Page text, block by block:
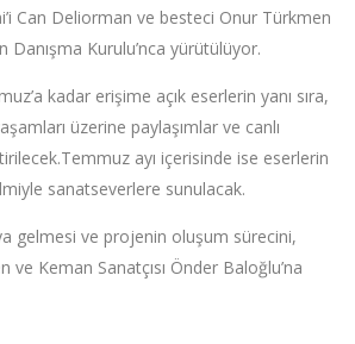
Can Deliorman ve besteci Onur Türkmen
Danışma Kurulu’nca yürütülüyor.
kadar erişime açık eserlerin yanı sıra,
üzerine paylaşımlar ve canlı
ayı içerisinde ise eserlerin
sanatseverlere sunulacak.
gelmesi ve projenin oluşum sürecini,
ve Keman Sanatçısı Önder Baloğlu’na